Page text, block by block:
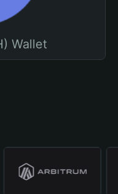
Wallet